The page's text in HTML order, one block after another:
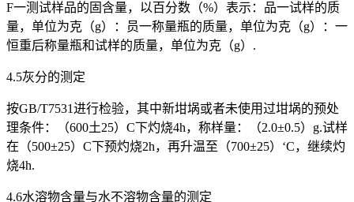
F一测试样品的固含量，以百分数（%）表示：品一试样的质
量，单位为克（g）：员一称量瓶的质量，单位为克（g）：一
恒重后称量瓶和试样的质量，单位为克（g）.
4.5灰分的测定
按GB/T7531进行检验，其中新坩埚或者未使用过坩埚的预处
理条件：（600土25）C下灼烧4h，称样量：（2.0±0.5）g.试样
在（500±25）C下预灼烧2h，再升温至（700±25）‘C，继续灼
烧4h.
4.6水溶物含量与水不溶物含量的测定